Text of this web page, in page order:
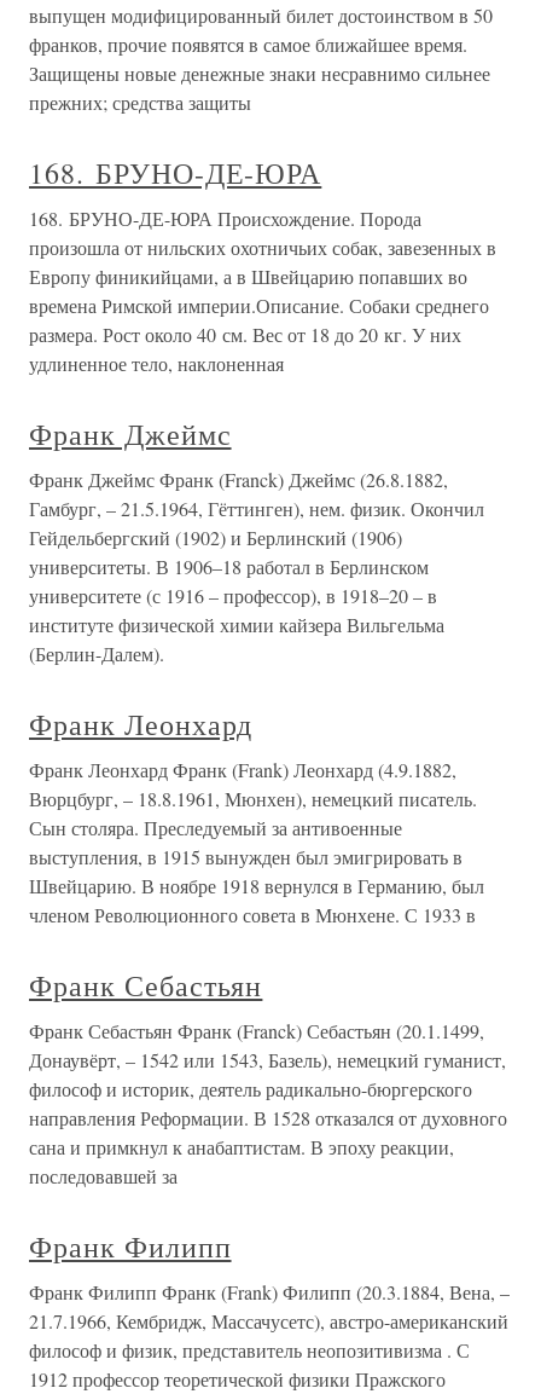
выпущен модифицированный билет достоинством в 50
франков, прочие появятся в самое ближайшее время.
Защищены новые денежные знаки несравнимо сильнее
прежних; средства защиты
168. БРУНО-ДЕ-ЮРА
168. БРУНО-ДЕ-ЮРА Происхождение. Порода
произошла от нильских охотничьих собак, завезенных в
Европу финикийцами, а в Швейцарию попавших во
времена Римской империи.Описание. Собаки среднего
размера. Рост около 40 см. Вес от 18 до 20 кг. У них
удлиненное тело, наклоненная
Франк Джеймс
Франк Джеймс Франк (Franck) Джеймс (26.8.1882,
Гамбург, – 21.5.1964, Гёттинген), нем. физик. Окончил
Гейдельбергский (1902) и Берлинский (1906)
университеты. В 1906–18 работал в Берлинском
университете (с 1916 – профессор), в 1918–20 – в
институте физической химии кайзера Вильгельма
(Берлин-Далем).
Франк Леонхард
Франк Леонхард Франк (Frank) Леонхард (4.9.1882,
Вюрцбург, – 18.8.1961, Мюнхен), немецкий писатель.
Сын столяра. Преследуемый за антивоенные
выступления, в 1915 вынужден был эмигрировать в
Швейцарию. В ноябре 1918 вернулся в Германию, был
членом Революционного совета в Мюнхене. С 1933 в
Франк Себастьян
Франк Себастьян Франк (Franck) Себастьян (20.1.1499,
Донаувёрт, – 1542 или 1543, Базель), немецкий гуманист,
философ и историк, деятель радикально-бюргерского
направления Реформации. В 1528 отказался от духовного
сана и примкнул к анабаптистам. В эпоху реакции,
последовавшей за
Франк Филипп
Франк Филипп Франк (Frank) Филипп (20.3.1884, Вена, –
21.7.1966, Кембридж, Массачусетс), австро-американский
философ и физик, представитель неопозитивизма . С
1912 профессор теоретической физики Пражского